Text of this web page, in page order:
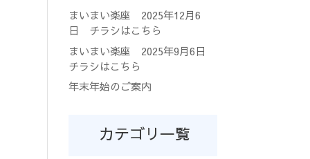
まいまい楽座 2025年12月6
日 チラシはこちら
まいまい楽座 2025年9月6日
チラシはこちら
年末年始のご案内
カテゴリ一覧